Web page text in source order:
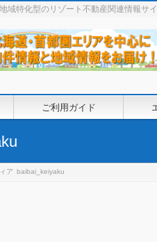
域特化型のリゾート不動産関連情報サ
ご利用ガイド
ア baibai_keiyaku